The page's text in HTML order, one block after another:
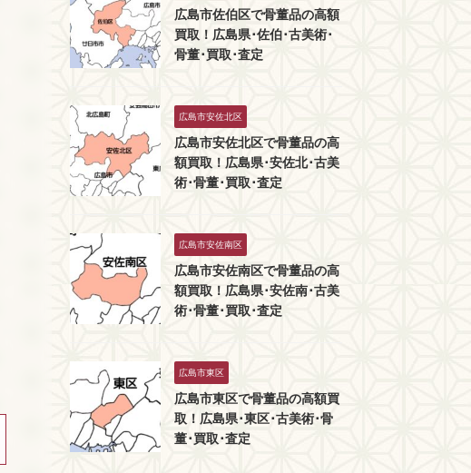
広島市佐伯区で骨董品の高額
買取！広島県･佐伯･古美術･
骨董･買取･査定
広島市安佐北区
広島市安佐北区で骨董品の高
額買取！広島県･安佐北･古美
術･骨董･買取･査定
広島市安佐南区
広島市安佐南区で骨董品の高
額買取！広島県･安佐南･古美
術･骨董･買取･査定
広島市東区
広島市東区で骨董品の高額買
取！広島県･東区･古美術･骨
董･買取･査定